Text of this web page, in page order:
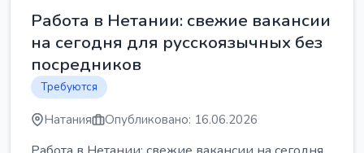
Работа в Нетании: свежие вакансии
на сегодня для русскоязычных без
посредников
Требуются
Натания Опубликовано: 16.06.2026